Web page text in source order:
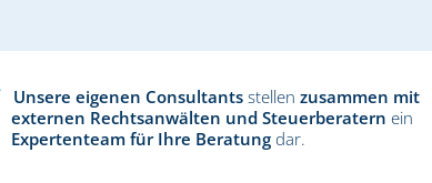
Unsere eigenen Consultants stellen zusammen mit
externen Rechtsanwälten und Steuerberatern ein
Expertenteam für Ihre Beratung dar.